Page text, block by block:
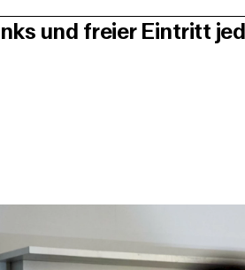
und freier Eintritt